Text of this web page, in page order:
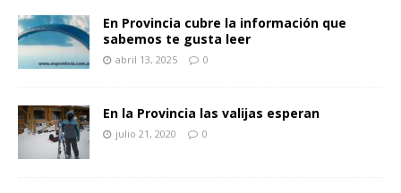
En Provincia cubre la información que
sabemos te gusta leer
abril 13, 2025 0
En la Provincia las valijas esperan
julio 21, 2020 0